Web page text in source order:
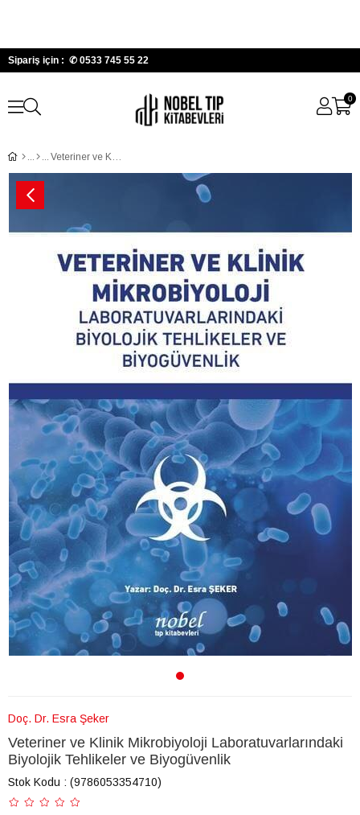
Sipariş için : ✆ 0533 745 55 22
0
Veteriner ve Klinik Mikrobiyoloji Laboratuvarlarındaki Biyolojik Tehlikeler ve Biyogüvenlik
Doç. Dr. Esra Şeker
Veteriner ve Klinik Mikrobiyoloji Laboratuvarlarındaki
Biyolojik Tehlikeler ve Biyogüvenlik
Stok Kodu (9786053354710)